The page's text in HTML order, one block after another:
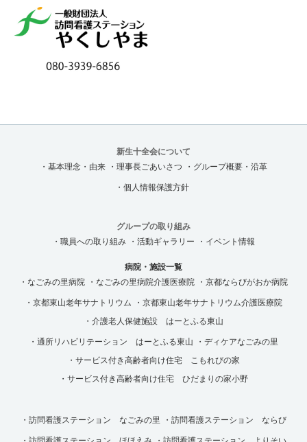
新生十全会について
・基本理念・由来
・理事長ごあいさつ ・グループ概要・沿革
・個人情報保護方針
グループの取り組み
・職員への取り組み
・活動ギャラリー ・イベント情報
病院・施設一覧
・なごみの里病院
・なごみの里病院介護医療院 ・京都ならびがおか病院
・京都東山老年サナトリウム
・京都東山老年サナトリウム介護医療院
・介護老人保健施設 はーとふる東山
・通所リハビリテーション はーとふる東山
・ディケアなごみの里
・サービス付き高齢者向け住宅 こもれびの家
・サービス付き高齢者向け住宅 ひだまりの家小野
・訪問看護ステーション なごみの里 ・訪問看護ステーション ならび